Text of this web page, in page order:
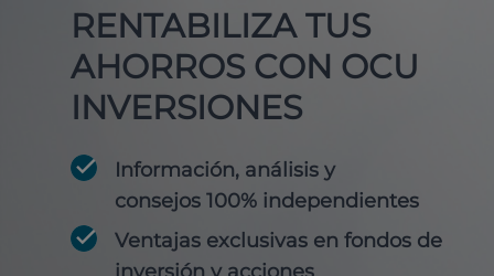
RENTABILIZA TUS
AHORROS CON OCU
INVERSIONES
Información, análisis y
consejos 100% independientes
Ventajas exclusivas en fondos de